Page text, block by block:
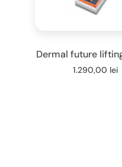
Dermal future
1.290,00 lei